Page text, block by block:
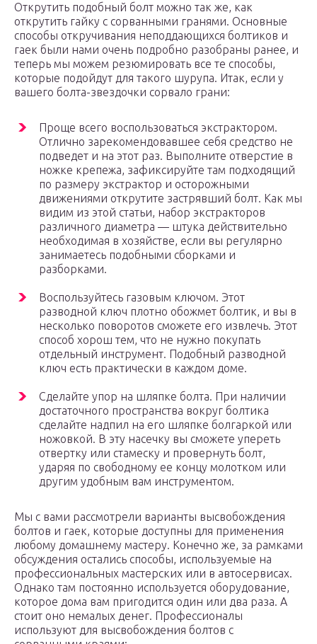
Открутить подобный болт можно так же, как
открутить гайку с сорванными гранями. Основные
способы откручивания неподдающихся болтиков и
гаек были нами очень подробно разобраны ранее, и
теперь мы можем резюмировать все те способы,
которые подойдут для такого шурупа. Итак, если у
вашего болта-звездочки сорвало грани:
Проще всего воспользоваться экстрактором.
Отлично зарекомендовавшее себя средство не
подведет и на этот раз. Выполните отверстие в
ножке крепежа, зафиксируйте там подходящий
по размеру экстрактор и осторожными
движениями открутите застрявший болт. Как мы
видим из этой статьи, набор экстракторов
различного диаметра — штука действительно
необходимая в хозяйстве, если вы регулярно
занимаетесь подобными сборками и
разборками.
Воспользуйтесь газовым ключом. Этот
разводной ключ плотно обожмет болтик, и вы в
несколько поворотов сможете его извлечь. Этот
способ хорош тем, что не нужно покупать
отдельный инструмент. Подобный разводной
ключ есть практически в каждом доме.
Сделайте упор на шляпке болта. При наличии
достаточного пространства вокруг болтика
сделайте надпил на его шляпке болгаркой или
ножовкой. В эту насечку вы сможете упереть
отвертку или стамеску и провернуть болт,
ударяя по свободному ее концу молотком или
другим удобным вам инструментом.
Мы с вами рассмотрели варианты высвобождения
болтов и гаек, которые доступны для применения
любому домашнему мастеру. Конечно же, за рамками
обсуждения остались способы, используемые на
профессиональных мастерских или в автосервисах.
Однако там постоянно используется оборудование,
которое дома вам пригодится один или два раза. А
стоит оно немалых денег. Профессионалы
используют для высвобождения болтов с